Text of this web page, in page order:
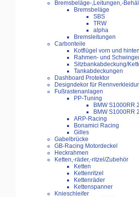
Bremsbeläge-,Leitungen,-
Bremsbeläge
SBS
TRW
alpha
Bremsleitungen
Carbonteile
Kotflügel vorn und hinten
Rahmen- und
Sitzbankabdeckung/
Tankabdeckungen
Dashboard Protektor
Designdekor für
Fußrastenanlagen
PP-Tuning
BMW S1000RR
BMW S1000RR
ARP-Racing
Bonamici Racing
Gilles
Gabelbrücke
GB-Racing Motordeckel
Heckrahmen
Ketten,-räder,-ritzel/Zubehör
Ketten
Kettenritzel
Kettenräder
Kettenspanner
Knieschleifer